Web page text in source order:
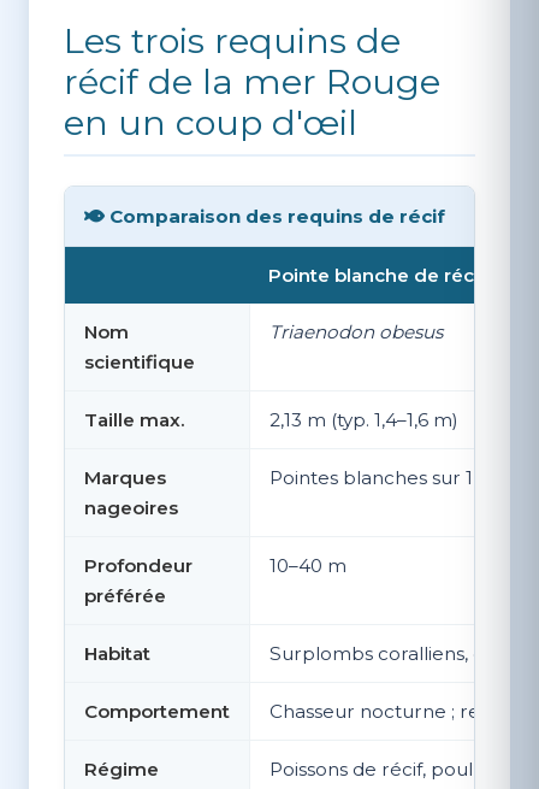
Les trois requins de
récif de la mer Rouge
en un coup d'œil
Comparaison des requins de récif
Pointe blanche de récif
Nom
scientifique
Triaenodon obesus
Taille max. 2,13 m (typ. 1,4–1,6 m)
Marques
nageoires
Pointes blanches sur 1re
Profondeur
préférée
10–40 m
Habitat Surplombs coralliens, grottes
Comportement Chasseur nocturne ; repos
Régime Poissons de récif, poulpes,